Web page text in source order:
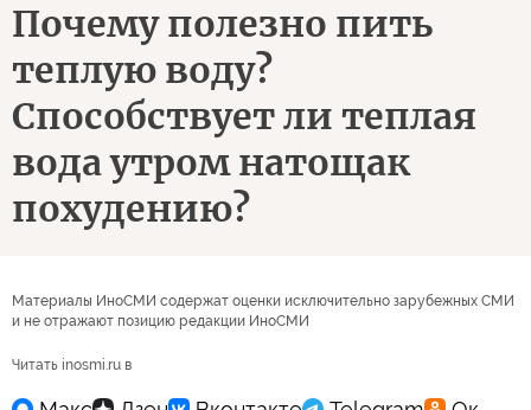
Почему полезно пить
теплую воду?
Способствует ли теплая
вода утром натощак
похудению?
Материалы ИноСМИ содержат оценки исключительно зарубежных СМИ
и не отражают позицию редакции ИноСМИ
Читать inosmi.ru в